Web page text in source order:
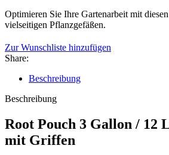
Optimieren Sie Ihre Gartenarbeit mit
vielseitigen Pflanzgefäßen.
Zur Wunschliste hinzufügen
Share:
Beschreibung
Beschreibung
Root Pouch 3 Gallon / 12
mit Griffen